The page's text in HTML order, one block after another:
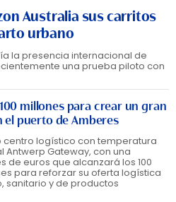
Australia sus carritos
urbano
la presencia internacional de
una prueba piloto con
millones para crear un gran
puerto de Amberes
centro logístico con temperatura
Antwerp Gateway, con una
de euros que alcanzará los 100
para reforzar su oferta logística
sanitario y de productos